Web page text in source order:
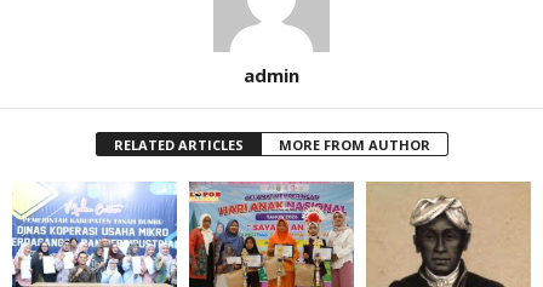
admin
RELATED ARTICLES MORE FROM AUTHOR